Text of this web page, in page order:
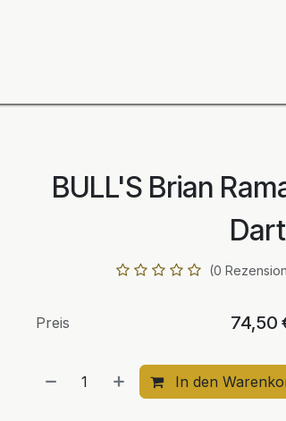
BULL'S Brian
Dart
(0
In den
Preis 74,50